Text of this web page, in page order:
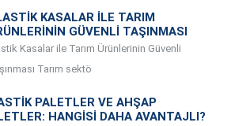
KASALAR ILE TARIM
GÜVENLI TAŞINMASI
Kasalar ile Tarım Ürünlerinin Güvenli
Tarım sektö
PALETLER VE AHŞAP
HANGISI DAHA AVANTAJLI?